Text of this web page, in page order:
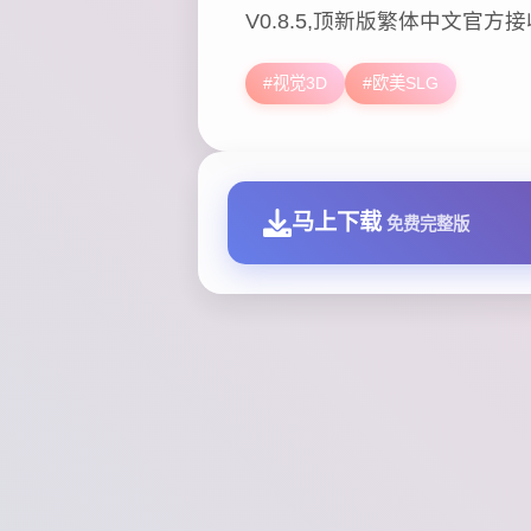
V0.8.5,顶新版繁体中文官方接
#视觉3D #欧美SLG
马上下载 免费完整版